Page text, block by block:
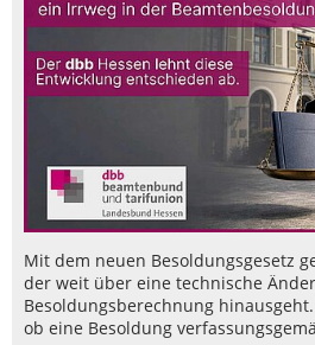
Mit dem neuen Besoldungsgesetz
der weit über eine technische
Besoldungsberechnung
ob eine Besoldung